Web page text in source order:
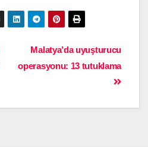
Malatya’da uyuşturucu
operasyonu: 13 tutuklama